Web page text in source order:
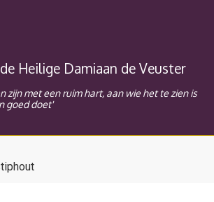
Heilige Damiaan de Veuster
zijn met een ruim hart, aan wie het te zien is
goed doet'